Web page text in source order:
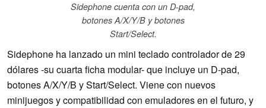
Sidephone cuenta con un D-pad,
botones A/X/Y/B y botones
Start/Select.
Sidephone ha lanzado un mini teclado controlador de 29
dólares -su cuarta ficha modular- que incluye un D-pad,
botones A/X/Y/B y Start/Select. Viene con nuevos
minijuegos y compatibilidad con emuladores en el futuro, y